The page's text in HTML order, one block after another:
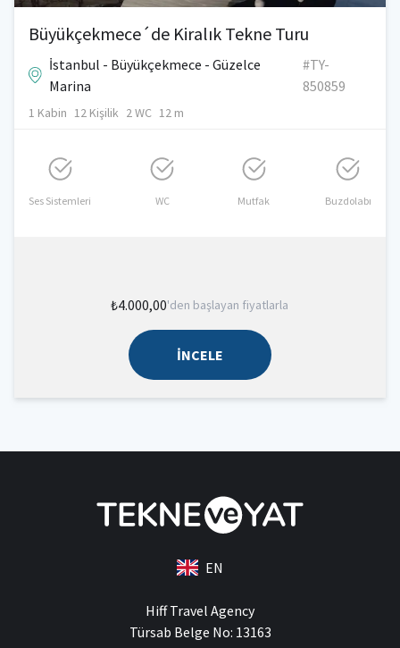
Büyükçekmece´de Kiralık Tekne Turu
İstanbul - Büyükçekmece - Güzelce
Marina
#TY-
850859
1 Kabin 12 Kişilik 2 WC 12 m
Ses Sistemleri WC Mutfak Buzdolabı
₺4.000,00'den başlayan fiyatlarla
İNCELE
EN
Hiff Travel Agency
Türsab Belge No: 13163